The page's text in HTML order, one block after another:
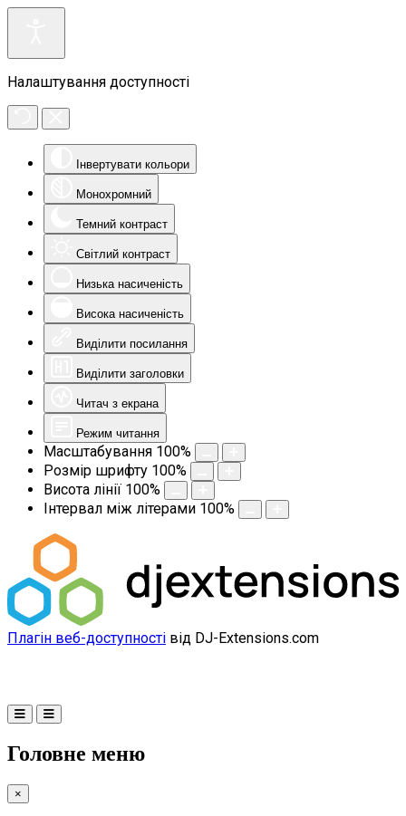
Налаштування доступності
Інвертувати кольори
Монохромний
Темний контраст
Світлий контраст
Низька насиченість
Висока насиченість
Виділити посилання
Виділити заголовки
Читач з екрана
Режим читання
Масштабування 100%
Розмір шрифту 100%
Висота лінії 100%
Інтервал між літерами 100%
Плагін веб-доступності від DJ-Extensions.com
Головне меню
×